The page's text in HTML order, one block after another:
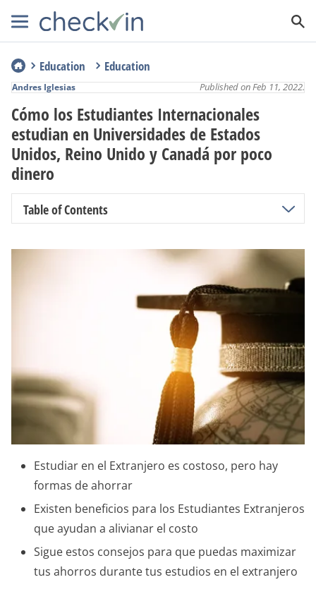
Education Education
Cómo los Estudiantes Internacionales
estudian en Universidades de Estados
Unidos, Reino Unido y Canadá por poco
dinero
Published on Feb 11, 2022.
Table of Contents
Estudiar en el Extranjero es costoso, pero hay
formas de ahorrar
Existen beneficios para los Estudiantes Extranjeros
que ayudan a alivianar el costo
Sigue estos consejos para que puedas maximizar
tus ahorros durante tus estudios en el extranjero
Andres Iglesias